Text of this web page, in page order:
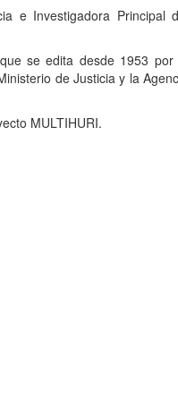
e Investigadora Principal
se edita desde 1953 por
de Justicia y la
MULTIHURI.